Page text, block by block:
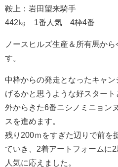
鞍上：岩田望来騎手
442㎏ 1番人気 4枠4番
ノースヒルズ生産＆所有馬か
す。
中枠からの発走となったキャ
げるかと思うような好スタート
外からきた6番ニシノミニョン
スを進めます。
残り200ｍをすぎた辺りで前を
ていき、2着アートフォームに
人気に応えました。